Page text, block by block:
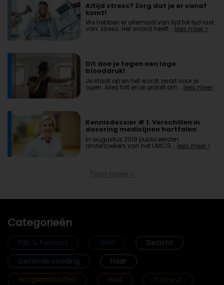
Altijd stress? Zorg dat je er vanaf
komt!
We hebben er allemaal van tijd tot tijd last
van: stress. Het woord heeft …lees meer >
Dit doe je tegen een lage
bloeddruk!
Je staat op en het wordt zwart voor je
ogen. Alles tolt en je graait om … lees meer
Kennisdossier # 1: Verschillen in
dosering medicijnen hartfalen
tussen seksen
In augustus 2019 publiceerden
onderzoekers van het UMCG … lees meer >
Toon meer >
Categorieën
Fab & Famouz Geld
Gezicht
Gezonde voeding
Haar
Hoogsensitiviteit
Huid
Interieur